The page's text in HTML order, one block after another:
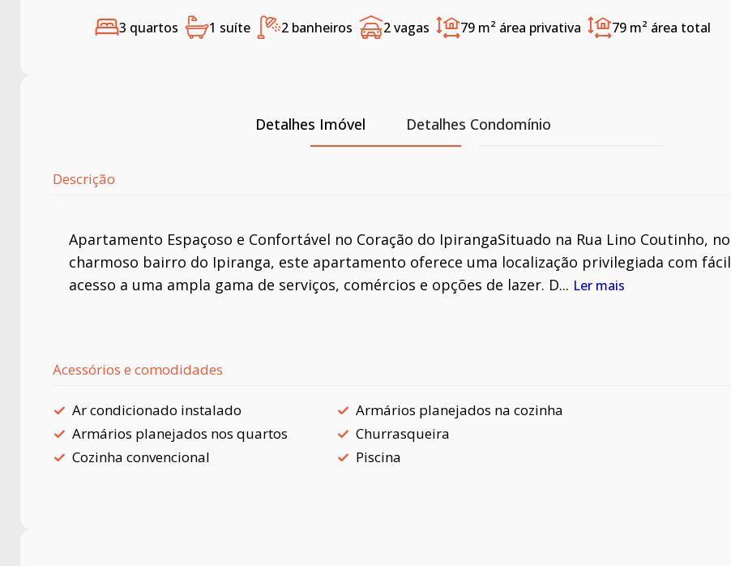
3 quartos 1 suíte 2 banheiros 2 vagas 79 m² área privativa 79 m² área total
Detalhes Imóvel Detalhes Condomínio
Descrição
Apartamento Espaçoso e Confortável no Coração do IpirangaSituado na Rua Lino Coutinho, no
charmoso bairro do Ipiranga, este apartamento oferece uma localização privilegiada com fácil
acesso a uma ampla gama de serviços, comércios e opções de lazer. D... Ler mais
Acessórios e comodidades
Ar condicionado instalado
Armários planejados na cozinha
Armários planejados nos quartos
Churrasqueira
Cozinha convencional
Piscina